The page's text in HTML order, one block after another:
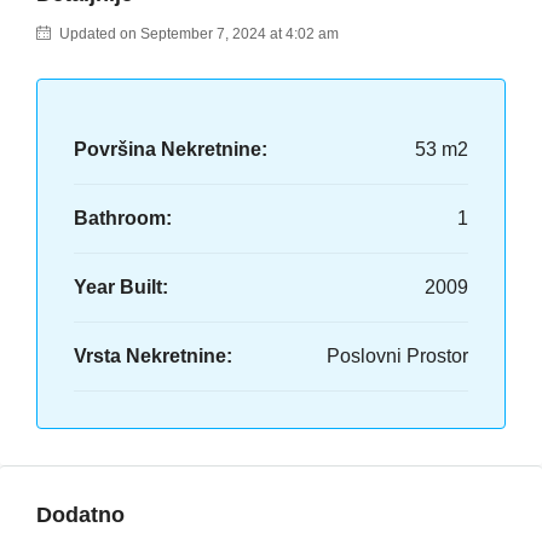
Updated on September 7, 2024 at 4:02 am
Površina Nekretnine: 53 m2
Bathroom: 1
Year Built: 2009
Vrsta Nekretnine: Poslovni Prostor
Dodatno